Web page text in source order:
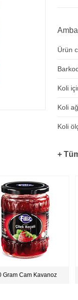
Ürün
Koli
Koli
Koli
+
Gram Cam Kavanoz